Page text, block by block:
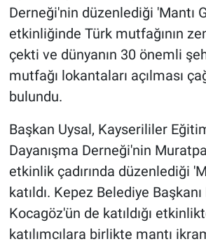
Derneği'nin düzenlediği 'Mantı
etkinliğinde Türk mutfağının
çekti ve dünyanın 30 önemli
mutfağı lokantaları açılması
bulundu.
Başkan Uysal, Kayserililer
Dayanışma Derneği'nin
etkinlik çadırında düzenlediği
katıldı. Kepez Belediye
Kocagöz'ün de katıldığı
katılımcılara birlikte mantı